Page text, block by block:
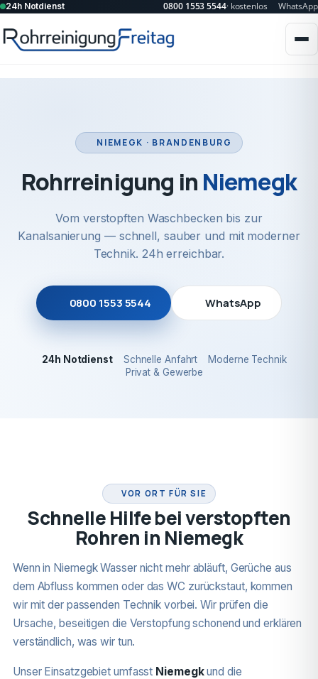
24h Notdienst 0800 1553 5544· kostenlos WhatsApp
NIEMEGK · BRANDENBURG
Rohrreinigung in Niemegk
Vom verstopften Waschbecken bis zur
Kanalsanierung — schnell, sauber und mit moderner
Technik. 24h erreichbar.
0800 1553 5544 WhatsApp
24h Notdienst Schnelle Anfahrt
Moderne Technik
Privat & Gewerbe
VOR ORT FÜR SIE
Schnelle Hilfe bei verstopften
Rohren in Niemegk
Wenn in Niemegk Wasser nicht mehr abläuft, Gerüche aus
dem Abfluss kommen oder das WC zurückstaut, kommen
wir mit der passenden Technik vorbei. Wir prüfen die
Ursache, beseitigen die Verstopfung schonend und erklären
verständlich, was wir tun.
Unser Einsatzgebiet umfasst Niemegkund die